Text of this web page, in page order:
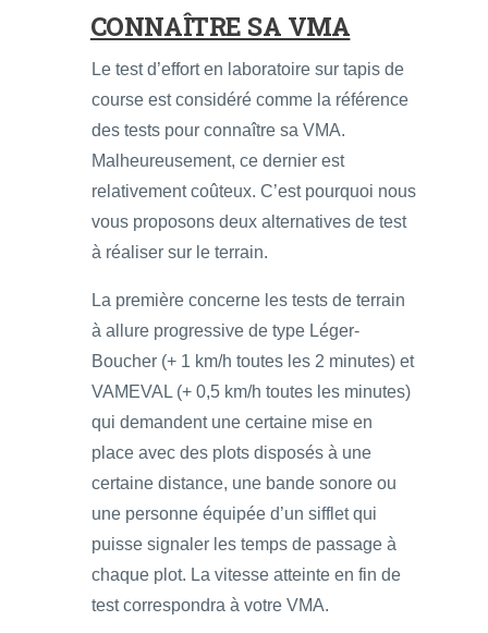
CONNAÎTRE SA VMA
Le test d’effort en laboratoire sur tapis de
course est considéré comme la référence
des tests pour connaître sa VMA.
Malheureusement, ce dernier est
relativement coûteux. C’est pourquoi nous
vous proposons deux alternatives de test
à réaliser sur le terrain.
La première concerne les tests de terrain
à allure progressive de type Léger-
Boucher (+ 1 km/h toutes les 2 minutes) et
VAMEVAL (+ 0,5 km/h toutes les minutes)
qui demandent une certaine mise en
place avec des plots disposés à une
certaine distance, une bande sonore ou
une personne équipée d’un sifflet qui
puisse signaler les temps de passage à
chaque plot. La vitesse atteinte en fin de
test correspondra à votre VMA.